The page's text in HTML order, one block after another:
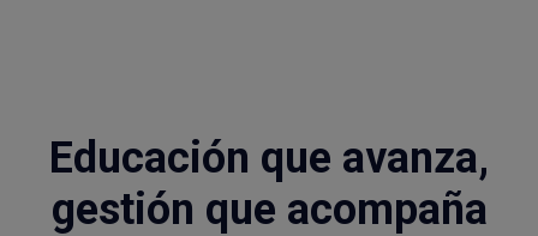
Educación que avanza,
gestión que acompaña